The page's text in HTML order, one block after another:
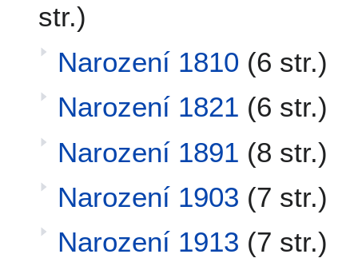
str.)
Narození 1810 (6 str.)
Narození 1821 (6 str.)
Narození 1891 (8 str.)
Narození 1903 (7 str.)
Narození 1913 (7 str.)